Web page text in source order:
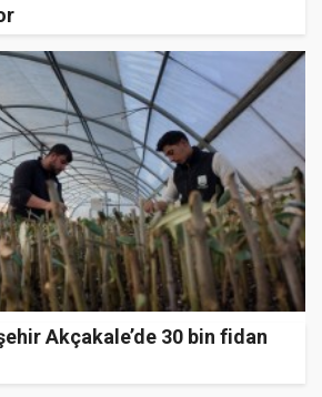
Akçakale’de 30 bin fidan